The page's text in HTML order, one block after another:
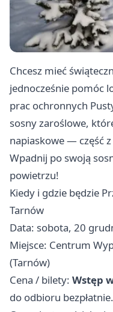
Chcesz mieć
jednocześnie pomóc
prac ochronnych
sosny zaroślowe,
napiaskowe — część
Wpadnij po swoją
powietrzu!
Kiedy i gdzie będzie
Tarnów
Data: sobota, 20
Miejsce: Centrum
(Tarnów)
Cena / bilety: Wstęp
do odbioru bezpłatnie.